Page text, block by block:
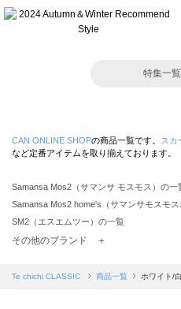
特集一
CAN ONLINE SHOPの商品一覧です。 スカ
など定番アイテムを取り揃えております。
Samansa Mos2（サマンサ モスモス）の一
Samansa Mos2 home's（サマンサモスモ
SM2（エスエムツー）の一覧
TSUHARU by Samansa Mos2（ツハルバイ
Samansa Mos2 blue（サマンサモスモス
その他のブランド ＋
Te chichi CLASSIC 商品一覧 ホワイト/